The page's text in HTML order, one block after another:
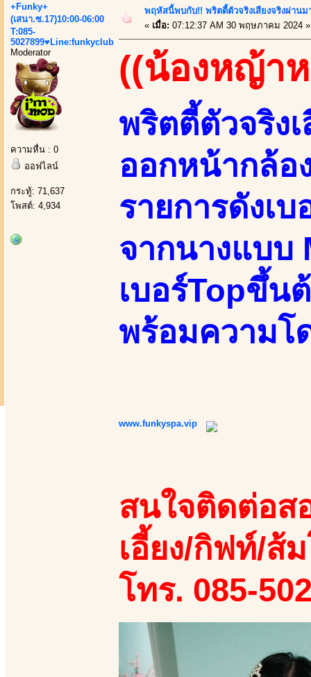
+Funky+
(เสนา.ซ.17)10:00-06:00
T:085-
5027899♥Line:funkyclub
Moderator
ความหื่น : 0
ออฟไลน์
กระทู้: 71,637
โพสต์: 4,934
พฤหัสนี้พบกับ!! พริตตี้ตัวจริงเสียงจริงผ่าน
« เมื่อ: 07:12:37 AM 30 พฤษภาคม 2024 »
((น้องหญ้า
พริตตี้ตัวจริง
ออกหน้ากล้อ
รายการดังเ
จากนางแบบ
เบอร์Topขึ้น
พร้อมความโ
www.funkyspa.vip
สนใจติดต่อส
เอี้ยง/กิฟท์/ส้
โทร. 085-